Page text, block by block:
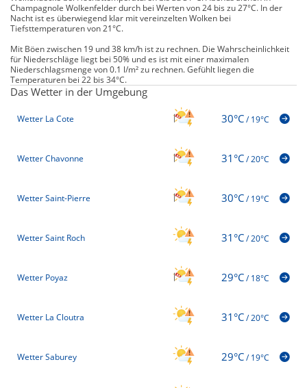
Champagnole Wolkenfelder durch bei Werten von 24 bis zu 27°C. In der
Nacht ist es überwiegend klar mit vereinzelten Wolken bei
Tiefsttemperaturen von 21°C.
Mit Böen zwischen 19 und 38 km/h ist zu rechnen. Die Wahrscheinlichkeit
für Niederschläge liegt bei 50% und es ist mit einer maximalen
Niederschlagsmenge von 0.1 l/m² zu rechnen. Gefühlt liegen die
Temperaturen bei 22 bis 34°C.
Das Wetter in der Umgebung
Wetter La Cote 30°C/19°C
Wetter Chavonne 31°C/20°C
Wetter Saint-Pierre 30°C/19°C
Wetter Saint Roch 31°C/20°C
Wetter Poyaz 29°C/18°C
Wetter La Cloutra 31°C/20°C
Wetter Saburey 29°C/19°C